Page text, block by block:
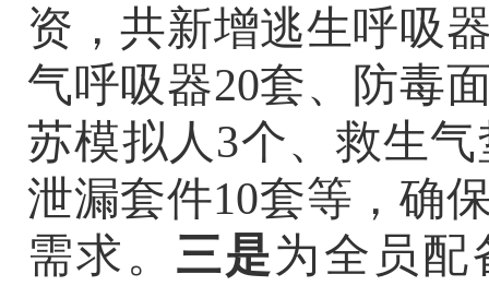
资，共新增逃生呼吸
气呼吸器20套、防毒
苏模拟人3个、救生
泄漏套件10套等，确
需求。 三是为全员配